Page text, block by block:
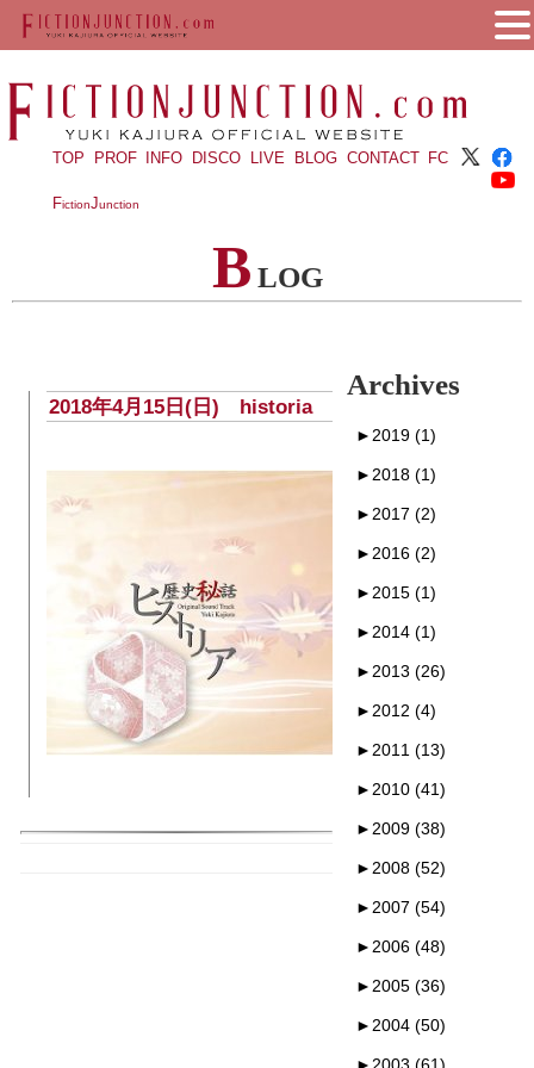
TOP PROF INFO DISCO LIVE BLOG CONTACT FC
FictionJunction
B LOG
2018年4月15日(日) historia
Archives
► 2019 (1)
► 2018 (1)
► 2017 (2)
► 2016 (2)
► 2015 (1)
► 2014 (1)
► 2013 (26)
► 2012 (4)
► 2011 (13)
► 2010 (41)
► 2009 (38)
► 2008 (52)
► 2007 (54)
► 2006 (48)
► 2005 (36)
► 2004 (50)